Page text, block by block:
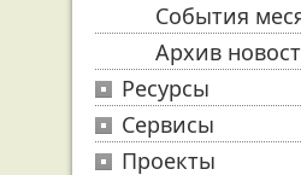
События
Архив
Ресурсы
Сервисы
Проекты